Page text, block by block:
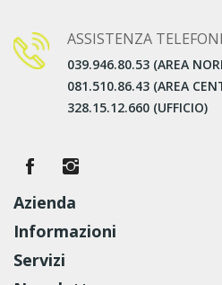
ASSISTENZA
039.946.80.53 (AREA
081.510.86.43 (AREA
328.15.12.660 (UFFICIO)
Azienda
Informazioni
Servizi